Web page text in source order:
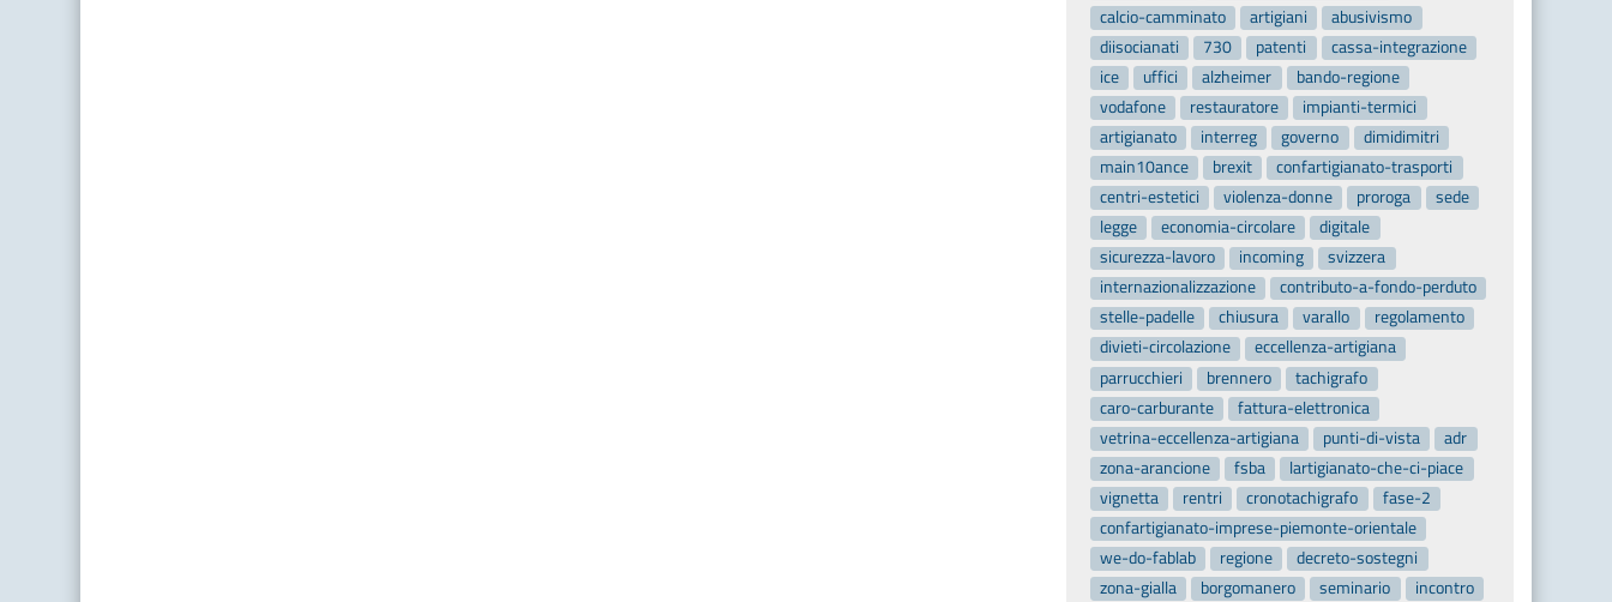
calcio-camminato
artigiani
abusivismo
diisocianati
730 patenti
cassa-integrazione
ice
uffici alzheimer
bando-regione
vodafone
restauratore
impianti-termici
artigianato
interreg governo
dimidimitri
main10ance
brexit
confartigianato-trasporti
centri-estetici
violenza-donne proroga
sede
legge
economia-circolare
digitale
sicurezza-lavoro
incoming
svizzera
internazionalizzazione
contributo-a-fondo-perduto
stelle-padelle
chiusura varallo
regolamento
divieti-circolazione
eccellenza-artigiana
parrucchieri
brennero
tachigrafo
caro-carburante
fattura-elettronica
vetrina-eccellenza-artigiana
punti-di-vista
adr
zona-arancione
fsba
lartigianato-che-ci-piace
vignetta
rentri cronotachigrafo
fase-2
confartigianato-imprese-piemonte-orientale
we-do-fablab
regione
decreto-sostegni
zona-gialla
borgomanero seminario
incontro